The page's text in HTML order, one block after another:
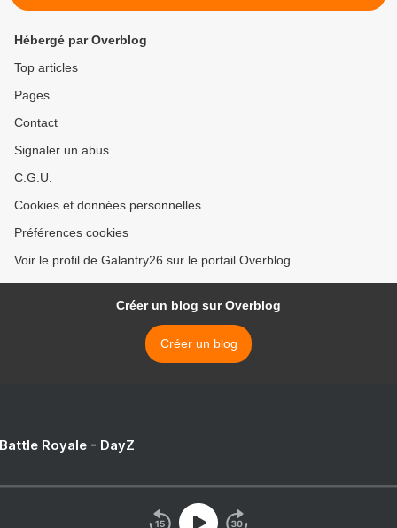
Hébergé par Overblog
Top articles
Pages
Contact
Signaler un abus
C.G.U.
Cookies et données personnelles
Préférences cookies
Voir le profil de Galantry26 sur le portail Overblog
Créer un blog sur Overblog
Créer un blog
Royale - DayZ